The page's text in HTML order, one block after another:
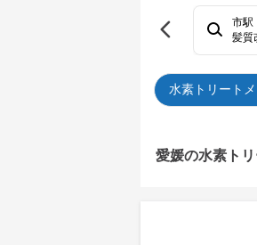
水素トリートメ
市駅
髪質
愛媛の水素ト